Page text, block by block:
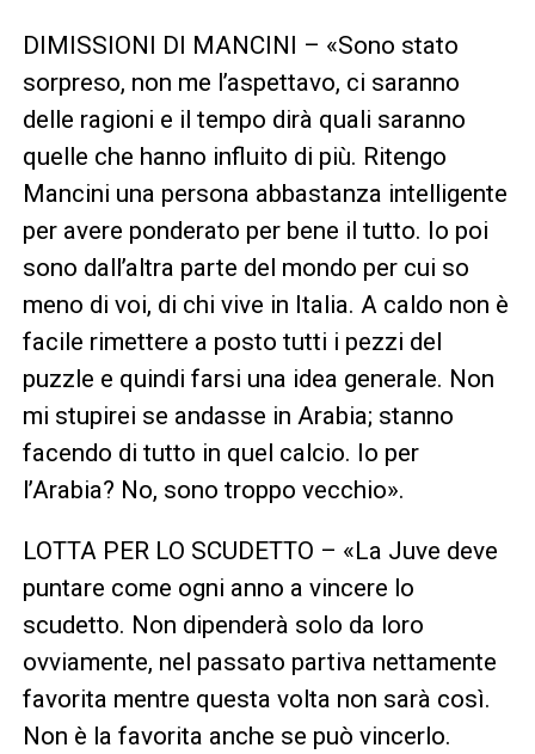
DIMISSIONI DI MANCINI – «Sono stato
sorpreso, non me l’aspettavo, ci saranno
delle ragioni e il tempo dirà quali saranno
quelle che hanno influito di più. Ritengo
Mancini una persona abbastanza intelligente
per avere ponderato per bene il tutto. Io poi
sono dall’altra parte del mondo per cui so
meno di voi, di chi vive in Italia. A caldo non è
facile rimettere a posto tutti i pezzi del
puzzle e quindi farsi una idea generale. Non
mi stupirei se andasse in Arabia; stanno
facendo di tutto in quel calcio. Io per
l’Arabia? No, sono troppo vecchio».
LOTTA PER LO SCUDETTO – «La Juve deve
puntare come ogni anno a vincere lo
scudetto. Non dipenderà solo da loro
ovviamente, nel passato partiva nettamente
favorita mentre questa volta non sarà così.
Non è la favorita anche se può vincerlo.